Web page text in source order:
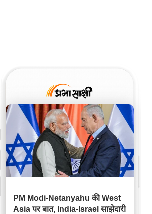
PM Modi-Netanyahu की West
Asia पर बात, India-Israel साझेदारी